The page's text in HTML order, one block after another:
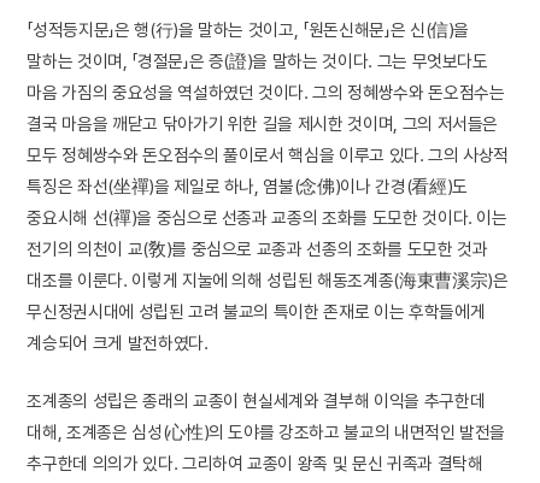
「성적등지문」은 행(行)을 말하는 것이고, 「원돈신해문」은 신(信)을
말하는 것이며, 「경절문」은 증(證)을 말하는 것이다. 그는 무엇보다도
마음 가짐의 중요성을 역설하였던 것이다. 그의 정혜쌍수와 돈오점수는
결국 마음을 깨닫고 닦아가기 위한 길을 제시한 것이며, 그의 저서들은
모두 정혜쌍수와 돈오점수의 풀이로서 핵심을 이루고 있다. 그의 사상적
특징은 좌선(坐禪)을 제일로 하나, 염불(念佛)이나 간경(看經)도
중요시해 선(禪)을 중심으로 선종과 교종의 조화를 도모한 것이다. 이는
전기의 의천이 교(敎)를 중심으로 교종과 선종의 조화를 도모한 것과
대조를 이룬다. 이렇게 지눌에 의해 성립된 해동조계종(海東曹溪宗)은
무신정권시대에 성립된 고려 불교의 특이한 존재로 이는 후학들에게
계승되어 크게 발전하였다.
조계종의 성립은 종래의 교종이 현실세계와 결부해 이익을 추구한데
대해, 조계종은 심성(心性)의 도야를 강조하고 불교의 내면적인 발전을
추구한데 의의가 있다. 그리하여 교종이 왕족 및 문신 귀족과 결탁해